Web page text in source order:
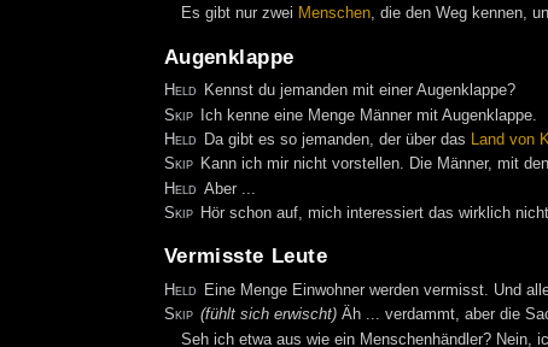
Es gibt nur zwei Menschen, die den Weg kennen,
Augenklappe
Held
Kennst du jemanden mit einer Augenklappe?
Skip
Ich kenne eine Menge Männer mit Augenklappe.
Held
Da gibt es so jemanden, der über das Land von
Skip Kann ich mir nicht vorstellen. Die Männer, mit
Held Aber ...
Skip Hör schon auf, mich interessiert das wirklich nicht.
Vermisste Leute
Held
Eine Menge Einwohner werden vermisst. Und
Skip (fühlt sich erwischt) Äh ... verdammt, aber die
Seh ich etwa aus wie ein Menschenhändler? Nein,